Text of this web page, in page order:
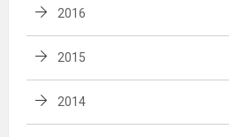
2016
2015
2014